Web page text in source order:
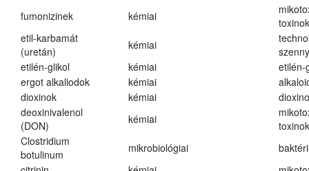
fumonizinek
kémiai
toxinok
etil-karbamát
(uretán)
kémiai
etilén-glikol
kémiai
etilén-
ergot alkaliodok
kémiai
dioxinok
kémiai
deoxinivalenol
(DON)
kémiai
toxinok
Clostridium
botulinum
mikrobiológiai